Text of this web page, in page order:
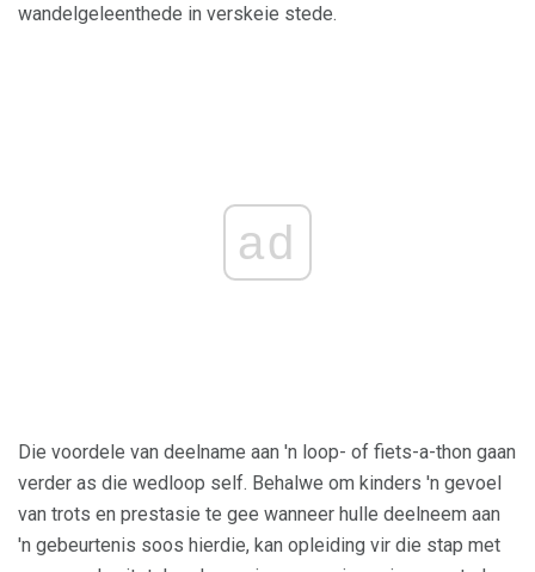
wandelgeleenthede in verskeie stede.
ad
Die voordele van deelname aan 'n loop- of fiets-a-thon gaan
verder as die wedloop self. Behalwe om kinders 'n gevoel
van trots en prestasie te gee wanneer hulle deelneem aan
'n gebeurtenis soos hierdie, kan opleiding vir die stap met